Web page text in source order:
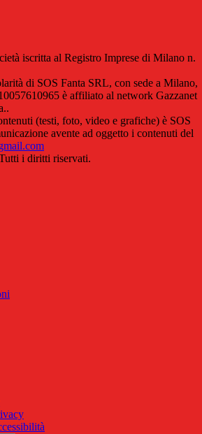
iscritta al Registro Imprese di Milano n.
di SOS Fanta SRL, con sede a Milano,
è affiliato al network Gazzanet
(testi, foto, video e grafiche) è SOS
avente ad oggetto i contenuti del
i diritti riservati.